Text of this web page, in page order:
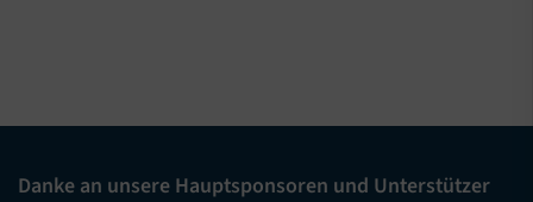
Danke an unsere Hauptsponsoren und Unterstützer